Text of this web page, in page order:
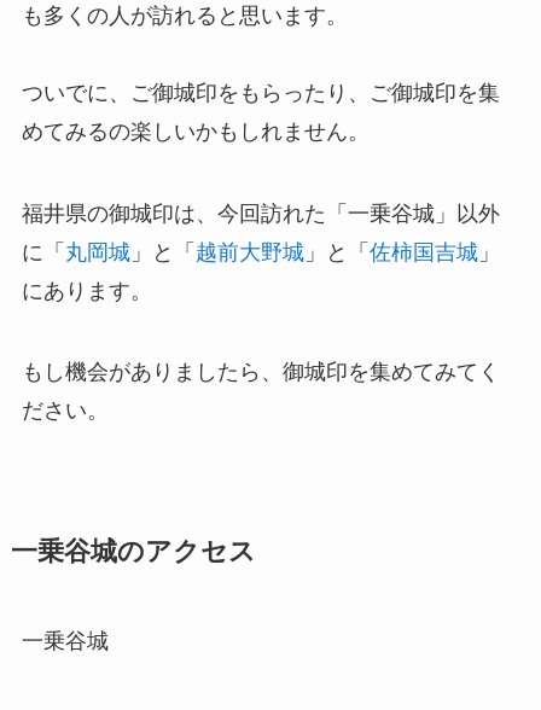
も多くの人が訪れると思います。
ついでに、ご御城印をもらったり、ご御城印を集
めてみるの楽しいかもしれません。
福井県の御城印は、今回訪れた「一乗谷城」以外
に「 丸岡城」と「 越前大野城」と「 佐柿国吉城」
にあります。
もし機会がありましたら、御城印を集めてみてく
ださい。
一乗谷城のアクセス
一乗谷城